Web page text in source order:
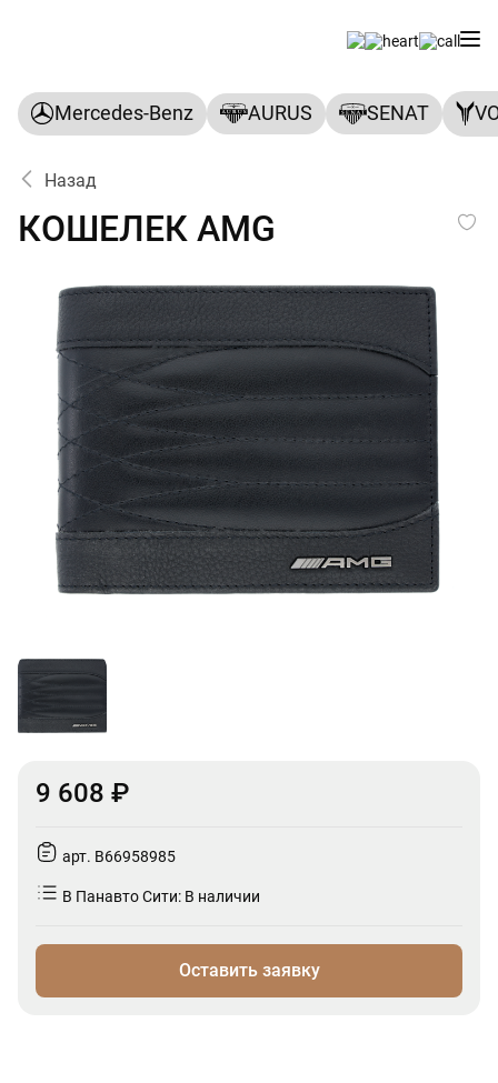
Mercedes-Benz AURUS SENAT
Назад
КОШЕЛЕК AMG
КОШЕЛЕК AMG
9 608 ₽
арт. B66958985
В Панавто Сити: В наличии
Оставить заявку